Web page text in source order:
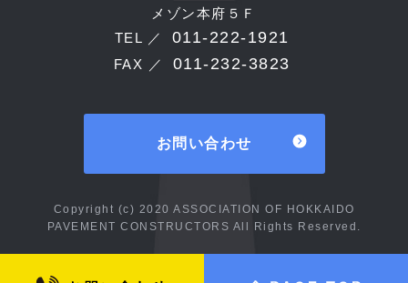
メゾン本府５Ｆ
TEL ／
011-222-1921
FAX ／ 011-232-3823
お問い合わせ
Copyright (c) 2020 ASSOCIATION OF HOKKAIDO
PAVEMENT CONSTRUCTORS All Rights Reserved.